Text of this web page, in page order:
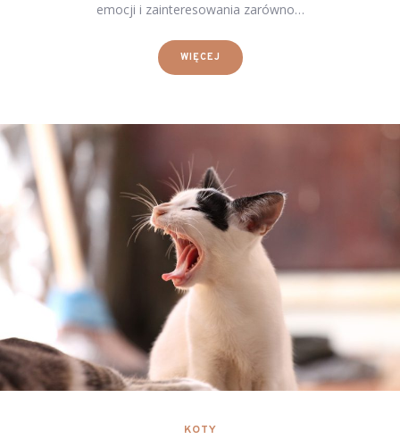
emocji i zainteresowania zarówno…
WIĘCEJ
KOTY